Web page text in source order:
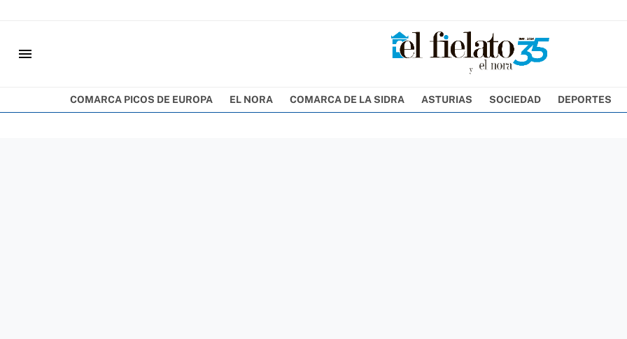
menu
COMARCA PICOS DE EUROPA EL NORA COMARCA DE LA SIDRA ASTURIAS SOCIEDAD DEPORTES